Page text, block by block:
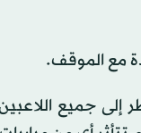
مع الموقف.
جميع